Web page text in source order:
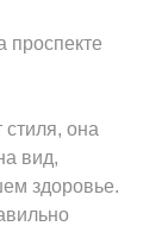
она
вид,
здоровье.